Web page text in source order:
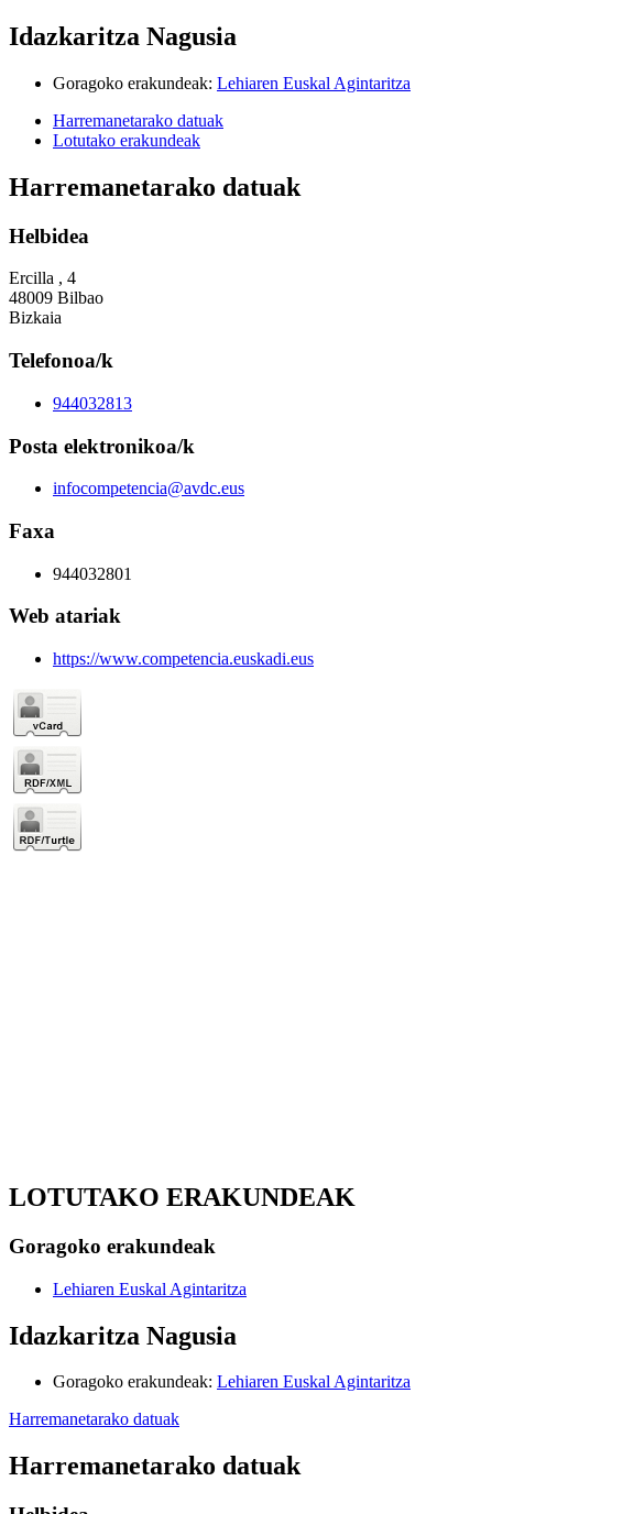
Idazkaritza Nagusia
Goragoko erakundeak: Lehiaren Euskal Agintaritza
Harremanetarako datuak
Lotutako erakundeak
Harremanetarako datuak
Helbidea
Ercilla , 4
48009 Bilbao
Bizkaia
Telefonoa/k
944032813
Posta elektronikoa/k
infocompetencia@avdc.eus
Faxa
944032801
Web atariak
https://www.competencia.euskadi.eus
LOTUTAKO ERAKUNDEAK
Goragoko erakundeak
Lehiaren Euskal Agintaritza
Idazkaritza Nagusia
Goragoko erakundeak: Lehiaren Euskal Agintaritza
Harremanetarako datuak
Harremanetarako datuak